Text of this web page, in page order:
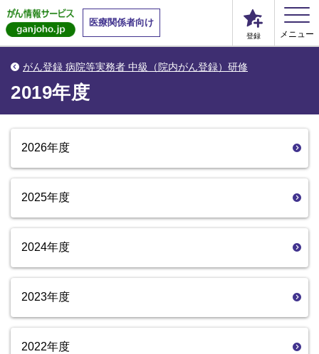
医療関係者向け
登録 メニュー
がん登録 病院等実務者 中級（院内がん登録）研修
2019年度
2026年度
2025年度
2024年度
2023年度
2022年度